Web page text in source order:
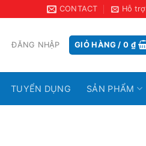
CONTACT Hỗ trợ
ĐĂNG NHẬP GIỎ HÀNG /0 ₫
TUYỂN DỤNG SẢN PHẨM